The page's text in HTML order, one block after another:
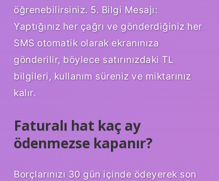
öğrenebilirsiniz. 5. Bilgi Mesajı:
Yaptığınız her çağrı ve gönderdiğiniz her
SMS otomatik olarak ekranınıza
gönderilir, böylece satırınızdaki TL
bilgileri, kullanım süreniz ve miktarınız
kalır.
Faturalı hat kaç ay
ödenmezse kapanır?
Borçlarınızı 30 gün içinde ödeyerek son